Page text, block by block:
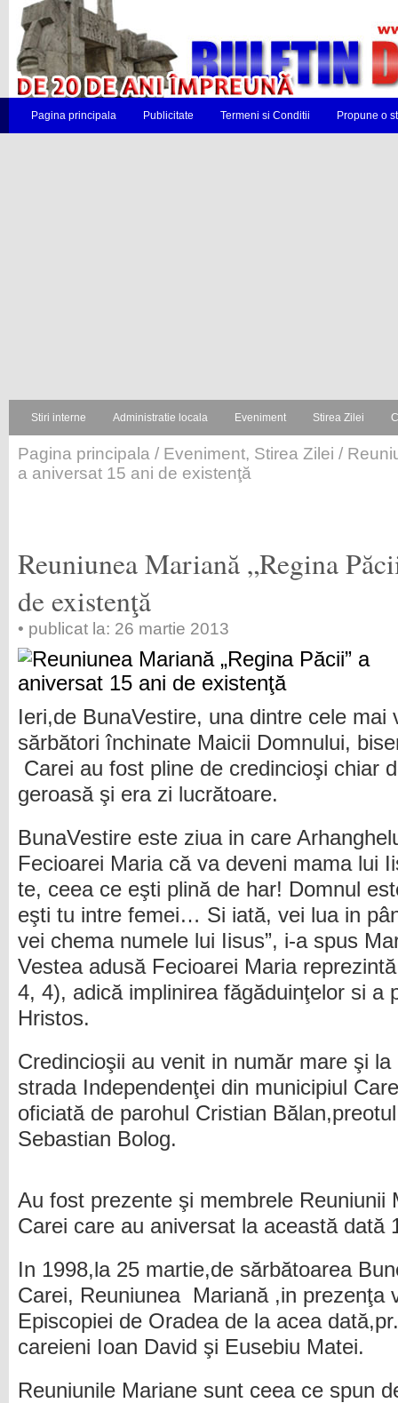
Pagina principala Publicitate Termeni si Conditii Propune o
Stiri interne Administratie locala Eveniment Stirea Zilei
Pagina principala / Eveniment, Stirea Zilei /
a aniversat 15 ani de existenţă
Reuniunea Mariană „Regina
de existenţă
• publicat la: 26 martie 2013
Ieri,de BunaVestire, una dintre cele mai
sărbători închinate Maicii Domnului,
Carei au fost pline de credincioşi chiar
geroasă şi era zi lucrătoare.
BunaVestire este ziua in care
Fecioarei Maria că va deveni mama lui
te, ceea ce eşti plină de har! Domnul
eşti tu intre femei… Si iată, vei lua in
vei chema numele lui Iisus”, i-a spus
Vestea adusă Fecioarei Maria
4, 4), adică implinirea făgăduinţelor si a
Hristos.
Credincioşii au venit in număr mare şi
strada Independenţei din municipiul
oficiată de parohul Cristian
Sebastian Bolog.
Au fost prezente şi membrele Reuniunii
Carei care au aniversat la această dată
In 1998,la 25 martie,de sărbătoarea
Carei, Reuniunea Mariană ,in prezenţa
Episcopiei de Oradea de la acea
careieni Ioan David şi Eusebiu Matei.
Reuniunile Mariane sunt ceea ce spun